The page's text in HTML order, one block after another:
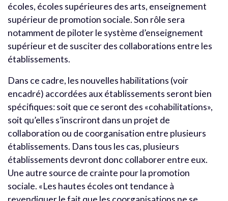
écoles, écoles supérieures des arts, enseignement
supérieur de promotion sociale. Son rôle sera
notamment de piloter le système d’enseignement
supérieur et de susciter des collaborations entre les
établissements.
Dans ce cadre, les nouvelles habilitations (voir
encadré) accordées aux établissements seront bien
spécifiques: soit que ce seront des «cohabilitations»,
soit qu’elles s’inscriront dans un projet de
collaboration ou de coorganisation entre plusieurs
établissements. Dans tous les cas, plusieurs
établissements devront donc collaborer entre eux.
Une autre source de crainte pour la promotion
sociale. «Les hautes écoles ont tendance à